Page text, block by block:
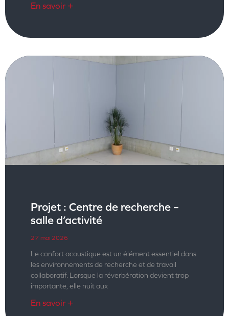
En savoir +
Projet : Centre de recherche –
salle d’activité
27 mai 2026
Le confort acoustique est un élément essentiel dans
les environnements de recherche et de travail
collaboratif. Lorsque la réverbération devient trop
importante, elle nuit aux
En savoir +